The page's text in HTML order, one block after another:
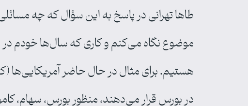
موضوع نگاه می‌کنم و کاری که سال‌ها خودم در
در بورس قرار می‌دهند، منظور بورس، سهام،